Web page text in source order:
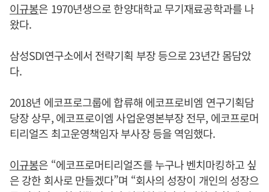
이규봉은 1970년생으로 한양대학교 무기재료공학과를 나
왔다.
삼성SDI연구소에서 전략기획 부장 등으로 23년간 몸담았
다.
2018년 에코프로그룹에 합류해 에코프로비엠 연구기획담
당장 상무, 에코프로이엠 사업운영본부장 전무, 에코프로머
티리얼즈 최고운영책임자 부사장 등을 역임했다.
이규봉은 “에코프로머티리얼즈를 누구나 벤치마킹하고 싶
은 강한 회사로 만들겠다”며 “회사의 성장이 개인의 성장으